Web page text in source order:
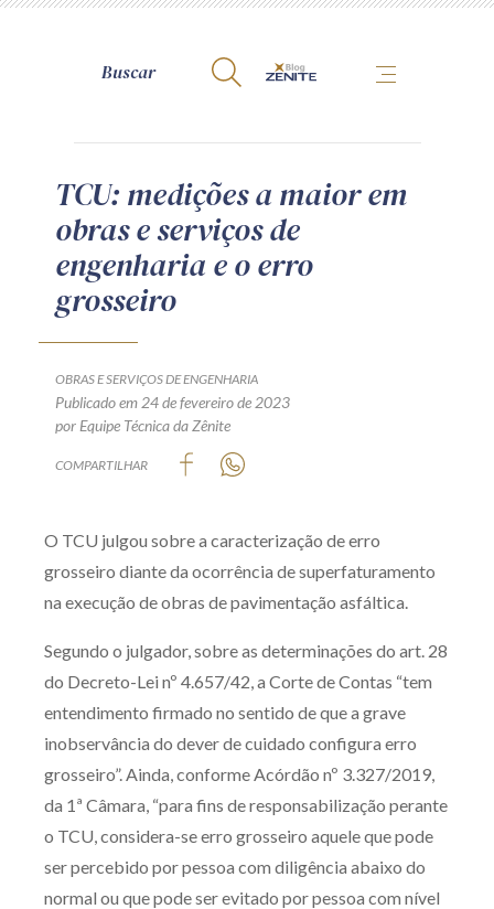
A Zênite
Como publicar conosco
Site da Zênite
Guia de Direitos dos Titulares de Dados
Encarregado (contato)
Zênite Fácil IA
Zênite Play
Orientação por Escrito
Mentoria Zênite
Capacitação
Zênite Online
Zênite in Company
TCU: medições a maior em
obras e serviços de
engenharia e o erro
grosseiro
OBRAS E SERVIÇOS DE ENGENHARIA
Publicado em 24 de fevereiro de 2023
por Equipe Técnica da Zênite
COMPARTILHAR
O TCU julgou sobre a caracterização de erro
grosseiro diante da ocorrência de superfaturamento
na execução de obras de pavimentação asfáltica.
Segundo o julgador, sobre as determinações do art. 28
do Decreto-Lei nº 4.657/42, a Corte de Contas “tem
entendimento firmado no sentido de que a grave
inobservância do dever de cuidado configura erro
grosseiro”. Ainda, conforme Acórdão nº 3.327/2019,
da 1ª Câmara, “para fins de responsabilização perante
o TCU, considera-se erro grosseiro aquele que pode
ser percebido por pessoa com diligência abaixo do
normal ou que pode ser evitado por pessoa com nível